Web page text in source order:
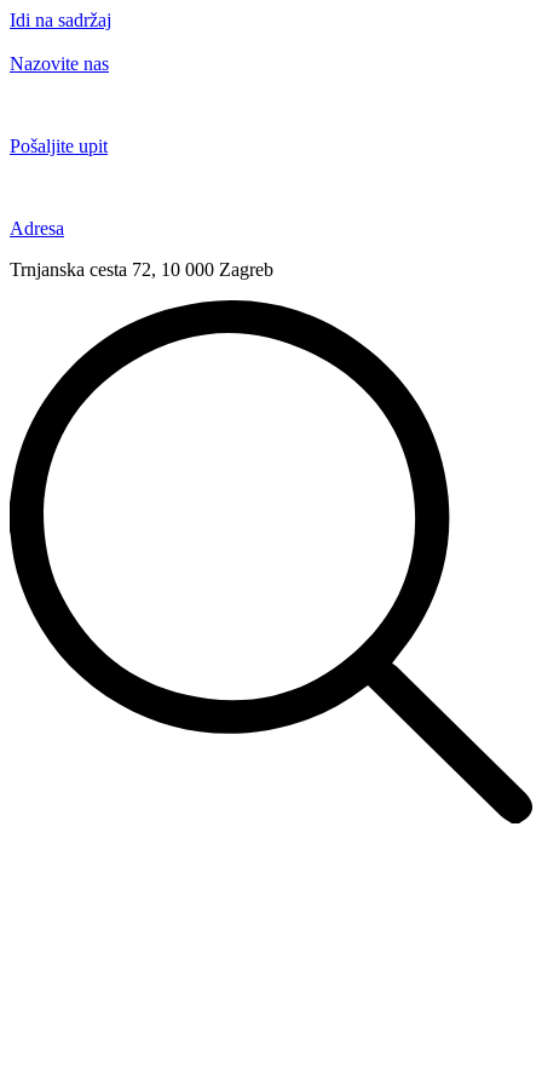
Idi na sadržaj
Nazovite nas
Pošaljite upit
Adresa
Trnjanska cesta 72, 10 000 Zagreb